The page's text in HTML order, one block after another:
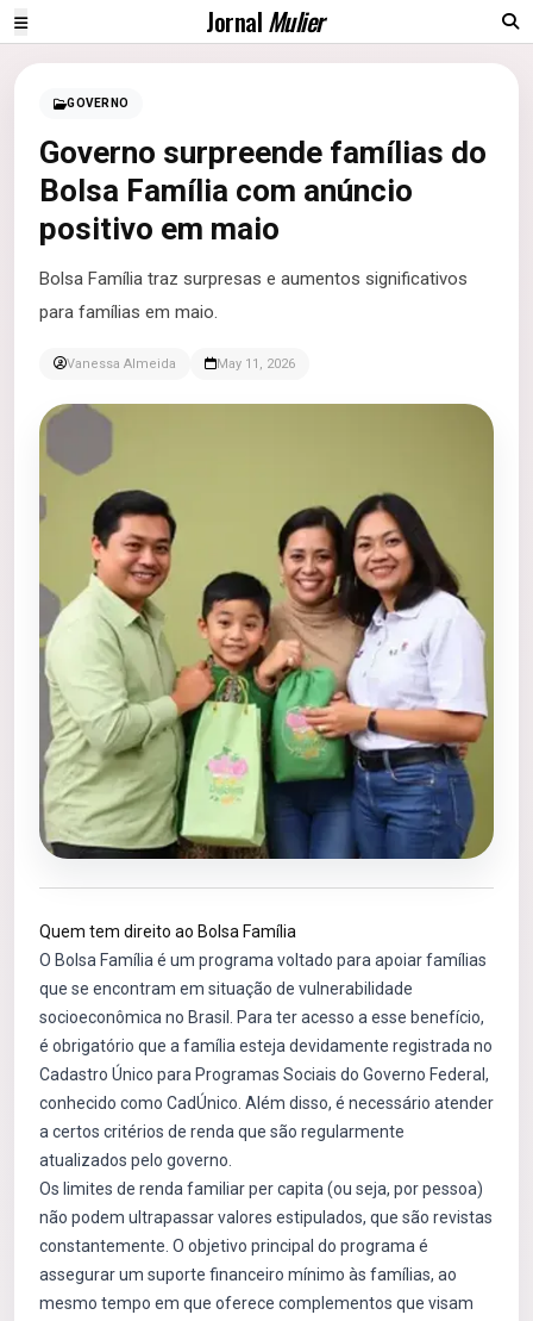
JornalMulier
GOVERNO
Governo surpreende famílias do
Bolsa Família com anúncio
positivo em maio
Bolsa Família traz surpresas e aumentos significativos
para famílias em maio.
Vanessa Almeida May 11, 2026
Quem tem direito ao Bolsa Família
O Bolsa Família é um programa voltado para apoiar famílias
que se encontram em situação de vulnerabilidade
socioeconômica no Brasil. Para ter acesso a esse benefício,
é obrigatório que a família esteja devidamente registrada no
Cadastro Único para Programas Sociais do Governo Federal,
conhecido como CadÚnico. Além disso, é necessário atender
a certos critérios de renda que são regularmente
atualizados pelo governo.
Os limites de renda familiar per capita (ou seja, por pessoa)
não podem ultrapassar valores estipulados, que são revistas
constantemente. O objetivo principal do programa é
assegurar um suporte financeiro mínimo às famílias, ao
mesmo tempo em que oferece complementos que visam